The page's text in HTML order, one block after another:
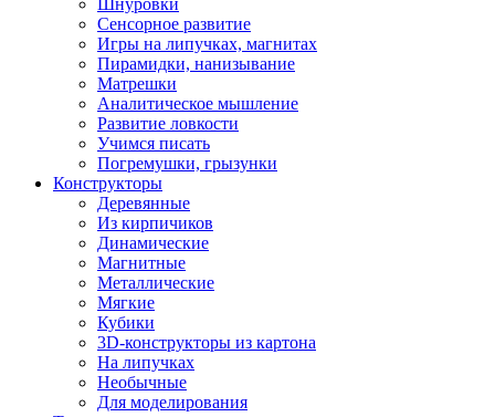
Шнуровки
Сенсорное развитие
Игры на липучках, магнитах
Пирамидки, нанизывание
Матрешки
Аналитическое мышление
Развитие ловкости
Учимся писать
Погремушки, грызунки
Конструкторы
Деревянные
Из кирпичиков
Динамические
Магнитные
Металлические
Мягкие
Кубики
3D-конструкторы из картона
На липучках
Необычные
Для моделирования